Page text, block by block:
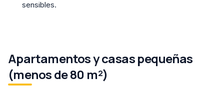
sensibles.
Apartamentos y casas pequeñas
(menos de 80 m²)